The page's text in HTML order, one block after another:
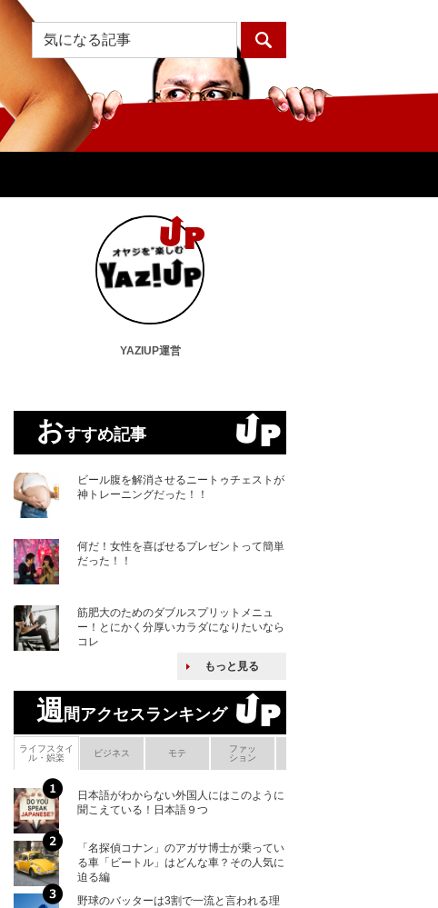
YAZIUP運営
おすすめ記事
ビール腹を解消させるニートゥチェストが
神トレーニングだった！！
何だ！女性を喜ばせるプレゼントって簡単
だった！！
筋肥大のためのダブルスプリットメニュ
ー！とにかく分厚いカラダになりたいなら
コレ
もっと見る
週間アクセスランキング
ライフスタイ
ル・娯楽
ビジネス モテ
ファッ
ション
日本語がわからない外国人にはこのように
聞こえている！日本語９つ
「名探偵コナン」のアガサ博士が乗ってい
る車「ビートル」はどんな車？その人気に
迫る編
野球のバッターは3割で一流と言われる理